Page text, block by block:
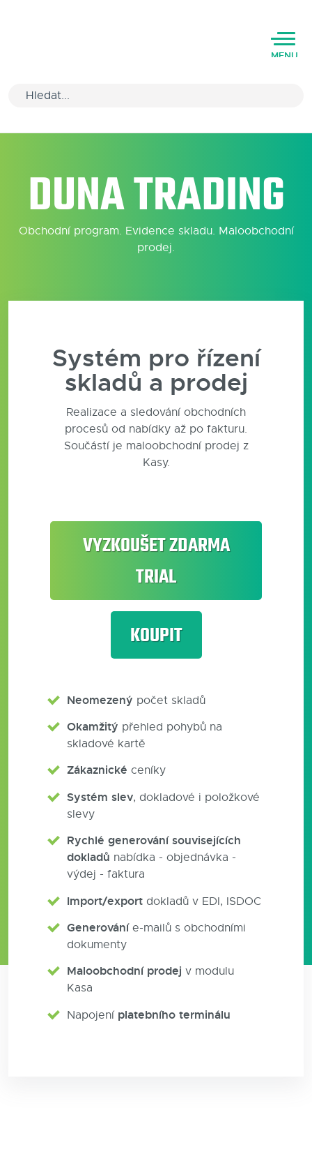
MENU
Varianty software
Podpora
Partneři
Kontakty
DUNA TRADING
Obchodní program. Evidence skladu. Maloobchodní
prodej.
Systém pro řízení
skladů a prodej
Realizace a sledování obchodních
procesů od nabídky až po fakturu.
Součástí je maloobchodní prodej z
Kasy.
VYZKOUŠET ZDARMA
TRIAL
KOUPIT
Neomezený počet skladů
Okamžitý přehled pohybů na
skladové kartě
Zákaznické ceníky
Systém slev, dokladové i položkové
slevy
Rychlé generování souvisejících
dokladů nabídka - objednávka -
výdej - faktura
Import/export dokladů v EDI, ISDOC
Generováníe-mailů s obchodními
dokumenty
Maloobchodní prodej v modulu
Kasa
Napojení platebního terminálu